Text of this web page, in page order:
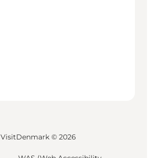
VisitDenmark © 2026